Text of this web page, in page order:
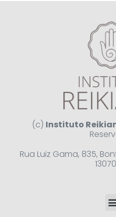
(c) Instituto
Rua Luiz Gama, 835,